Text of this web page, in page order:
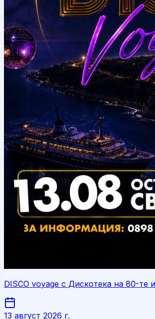
DISCO voyage с Дискотека на 80-те
13 август 2026 г.